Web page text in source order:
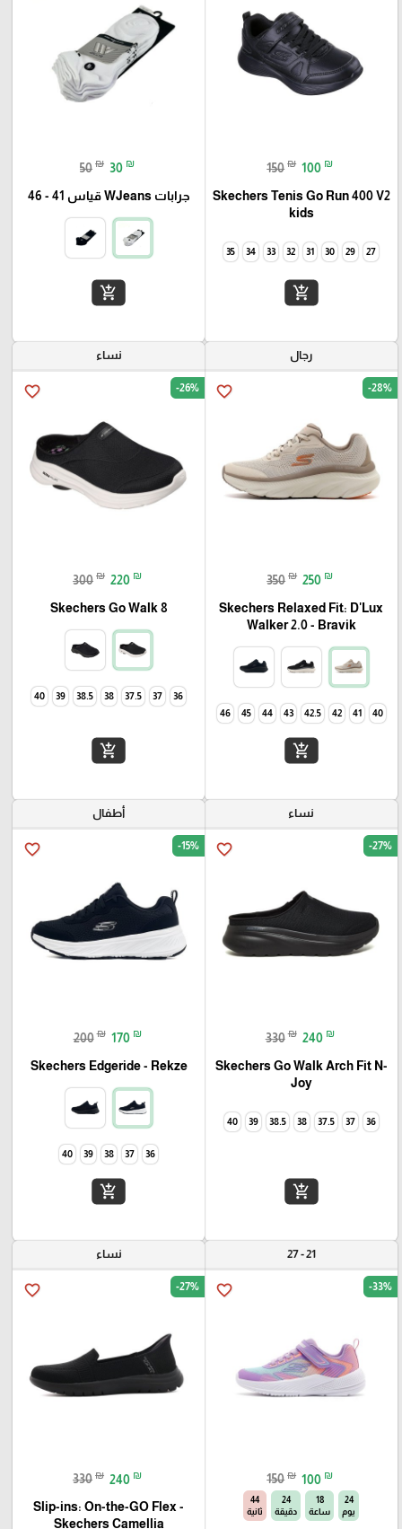
150 ₪ 100 ₪
Skechers Tenis Go Run 400 V2
kids
27
29
30
31
32
33
34
35
add_shopping_cart
50 ₪ 30 ₪
جرابات WJeans قياس 41 - 46
add_shopping_cart
رجال
favorite_border -28%
350 ₪ 250 ₪
Skechers Relaxed Fit: D'Lux
Walker 2.0 - Bravik
40
41
42
42.5
43
44
45
46
add_shopping_cart
نساء
favorite_border -26%
300 ₪ 220 ₪
Skechers Go Walk 8
36
37
37.5
38
38.5
39
40
add_shopping_cart
نساء
favorite_border -27%
330 ₪ 240 ₪
Skechers Go Walk Arch Fit N-
Joy
36
37
37.5
38
38.5
39
40
add_shopping_cart
أطفال
favorite_border -15%
200 ₪ 170 ₪
Skechers Edgeride - Rekze‏
36
37
38
39
40
add_shopping_cart
21 - 27
favorite_border -33%
150 ₪ 100 ₪
24
يوم
18
ساعة
24
دقيقة
43
ثانية
نساء
favorite_border -27%
330 ₪ 240 ₪
Slip-ins: On-the-GO Flex -
Camellia‏ Skechers